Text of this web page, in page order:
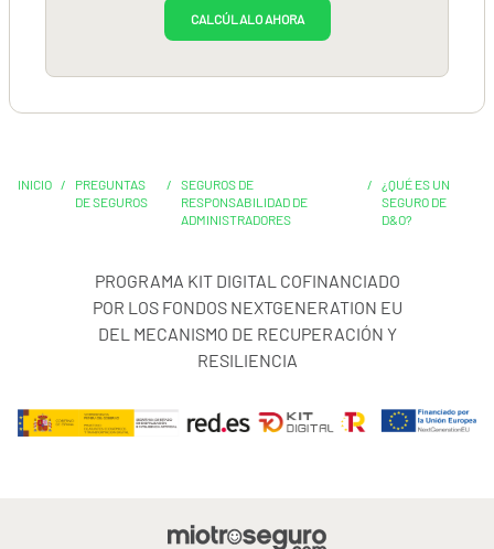
CALCÚLALO AHORA
INICIO /
PREGUNTAS
DE SEGUROS
/
SEGUROS DE
RESPONSABILIDAD DE
ADMINISTRADORES
/
¿QUÉ ES UN
SEGURO DE
D&O?
PROGRAMA KIT DIGITAL COFINANCIADO
POR LOS FONDOS NEXTGENERATION EU
DEL MECANISMO DE RECUPERACIÓN Y
RESILIENCIA